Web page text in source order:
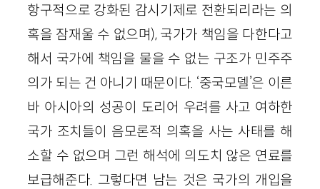
항구적으로 강화된 감시기제로 전환되리라는 의
혹을 잠재울 수 없으며), 국가가 책임을 다한다고
해서 국가에 책임을 물을 수 없는 구조가 민주주
의가 되는 건 아니기 때문이다. ‘중국모델’은 이른
바 아시아의 성공이 도리어 우려를 사고 여하한
국가 조치들이 음모론적 의혹을 사는 사태를 해
소할 수 없으며 그런 해석에 의도치 않은 연료를
보급해준다. 그렇다면 남는 것은 국가의 개입을